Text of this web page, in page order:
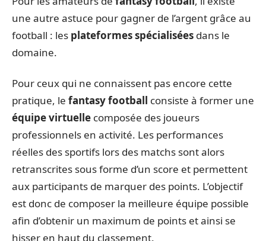
une autre astuce pour gagner de l’argent grâce au
football : les plateformes spécialisées dans le
domaine.
Pour ceux qui ne connaissent pas encore cette
pratique, le fantasy football consiste à former une
équipe virtuelle composée des joueurs
professionnels en activité. Les performances
réelles des sportifs lors des matchs sont alors
retranscrites sous forme d’un score et permettent
aux participants de marquer des points. L’objectif
est donc de composer la meilleure équipe possible
afin d’obtenir un maximum de points et ainsi se
hisser en haut du classement.